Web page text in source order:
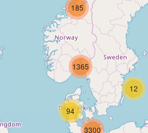
185
1365
12
94
3300